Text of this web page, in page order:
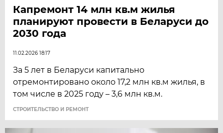
Капремонт 14 млн кв.м жилья
планируют провести в Беларуси до
2030 года
11.02.2026 18:17
За 5 лет в Беларуси капитально
отремонтировано около 17,2 млн кв.м жилья, в
том числе в 2025 году – 3,6 млн кв.м.
СТРОИТЕЛЬСТВО И РЕМОНТ